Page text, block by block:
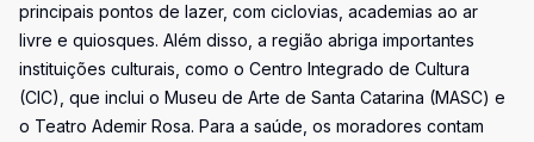
principais pontos de lazer, com ciclovias, academias ao ar
livre e quiosques. Além disso, a região abriga importantes
instituições culturais, como o Centro Integrado de Cultura
(CIC), que inclui o Museu de Arte de Santa Catarina (MASC) e
o Teatro Ademir Rosa. Para a saúde, os moradores contam